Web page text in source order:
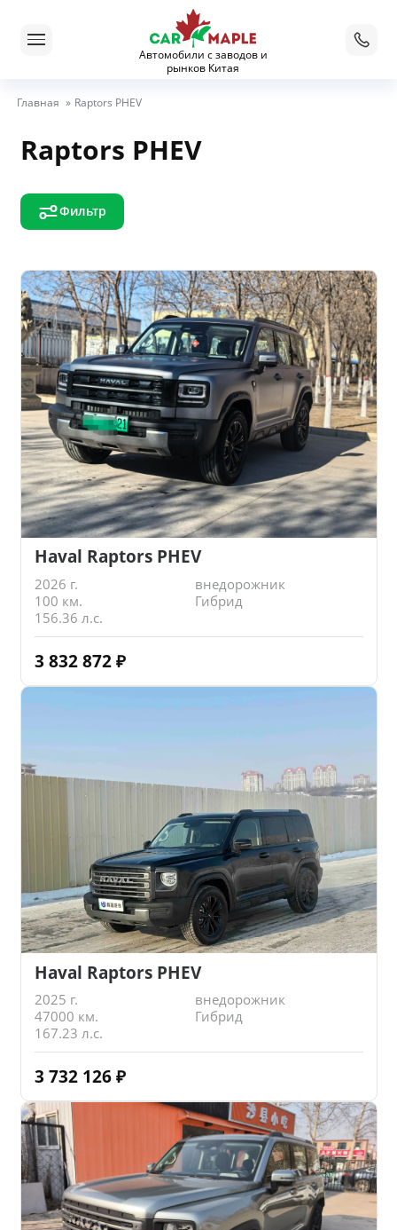
Автомобили с заводов и
рынков Китая
Главная » Raptors PHEV
Raptors PHEV
Фильтр
Haval Raptors PHEV
2026 г.
внедорожник
100 км.
Гибрид
156.36 л.с.
3 832 872 ₽
Haval Raptors PHEV
2025 г.
внедорожник
47000 км.
Гибрид
167.23 л.с.
3 732 126 ₽